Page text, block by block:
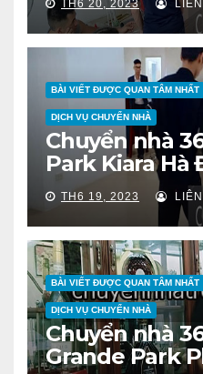
TH6 20, 2023 LIÊN
BÀI VIẾT ĐƯỢC QUAN TÂM NHẤT
DỊCH VỤ CHUYỂN NHÀ
Chuyển nhà
Park Kiara Hà
TH6 19, 2023 LIÊN
BÀI VIẾT ĐƯỢC QUAN TÂM NHẤT
DỊCH VỤ CHUYỂN NHÀ
Chuyển nhà
Grande Park